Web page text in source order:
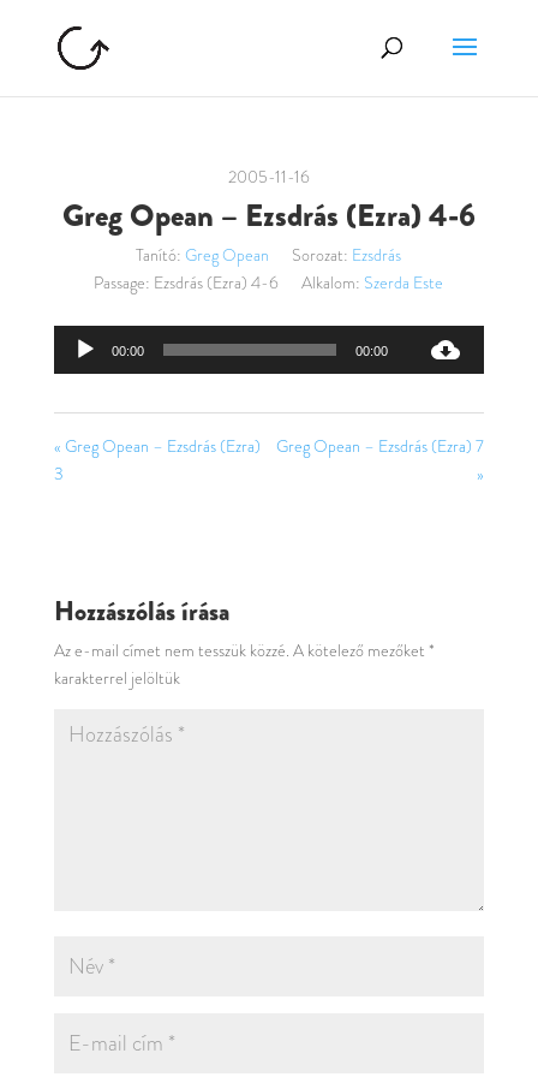
2005-11-16
Greg Opean – Ezsdrás (Ezra) 4-6
Tanító: Greg Opean Sorozat: Ezsdrás
Passage: Ezsdrás (Ezra) 4-6 Alkalom: Szerda Este
Audió
00:00 00:00
« Greg Opean – Ezsdrás (Ezra)
3
Greg Opean – Ezsdrás (Ezra) 7
»
Hozzászólás írása
Az e-mail címet nem tesszük közzé. A kötelező mezőket *
karakterrel jelöltük